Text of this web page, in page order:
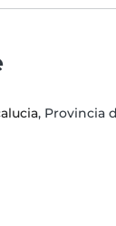
, Provincia